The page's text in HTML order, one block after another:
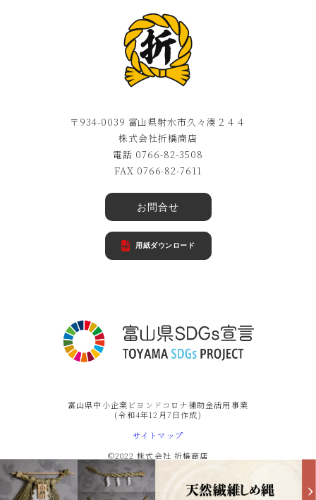
〒934-0039 富山県射水市久々湊２４４
株式会社折橋商店
電話 0766-82-3508
FAX 0766-82-7611
お問合せ
用紙ダウンロード
富山県中小企業ビヨンドコロナ補助金活用事業
(令和4年12月7日作成)
サイトマップ
©2022 株式会社 折橋商店